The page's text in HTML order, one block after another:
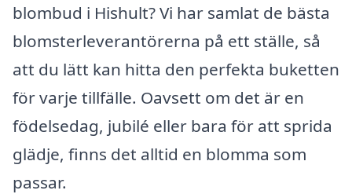
blombud i Hishult? Vi har samlat de bästa
blomsterleverantörerna på ett ställe, så
att du lätt kan hitta den perfekta buketten
för varje tillfälle. Oavsett om det är en
födelsedag, jubilé eller bara för att sprida
glädje, finns det alltid en blomma som
passar.